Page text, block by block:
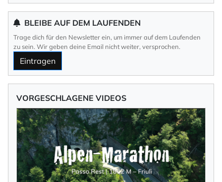
BLEIBE AUF DEM LAUFENDEN
Trage dich für den Newsletter ein, um immer auf dem Laufenden
zu sein. Wir geben deine Email nicht weiter, versprochen.
Eintragen
VORGESCHLAGENE VIDEOS